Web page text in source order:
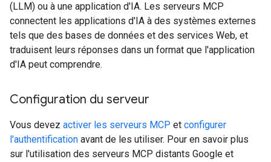
(LLM) ou à une application d'IA. Les serveurs MCP
connectent les applications d'IA à des systèmes externes
tels que des bases de données et des services Web, et
traduisent leurs réponses dans un format que l'application
d'IA peut comprendre.
Configuration du serveur
Vous devez activer les serveurs MCP et configurer
l'authentification avant de les utiliser. Pour en savoir plus
sur l'utilisation des serveurs MCP distants Google et